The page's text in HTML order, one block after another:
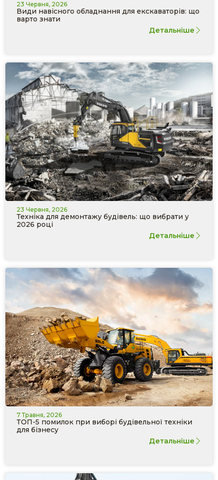
23 Червня, 2026
Види навісного обладнання для екскаваторів: що
варто знати
Детальніше
23 Червня, 2026
Техніка для демонтажу будівель: що вибрати у
2026 році
Детальніше
7 Травня, 2026
ТОП-5 помилок при виборі будівельної техніки
для бізнесу
Детальніше